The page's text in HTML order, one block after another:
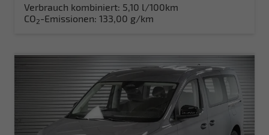
Verbrauch kombiniert: 5,10 l/100km
CO2-Emissionen: 133,00 g/km